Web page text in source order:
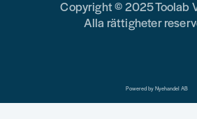
Copyright © 2025 Toolab
Alla rättigheter
Powered by Nyehandel AB